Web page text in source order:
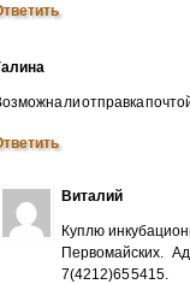
ли отправка
Виталий
Куплю
Первомайских.
7(4212)65 5415.